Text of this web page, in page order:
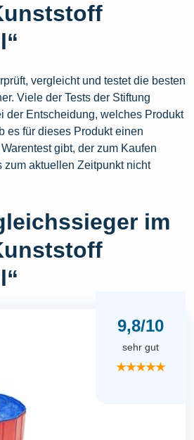
vergleicht und testet die besten
Viele der Tests der Stiftung
der Entscheidung, welches Produkt
es für dieses Produkt einen
gibt, der zum Kaufen
zum aktuellen Zeitpunkt nicht
im
9,8/10
sehr gut
★★★★★